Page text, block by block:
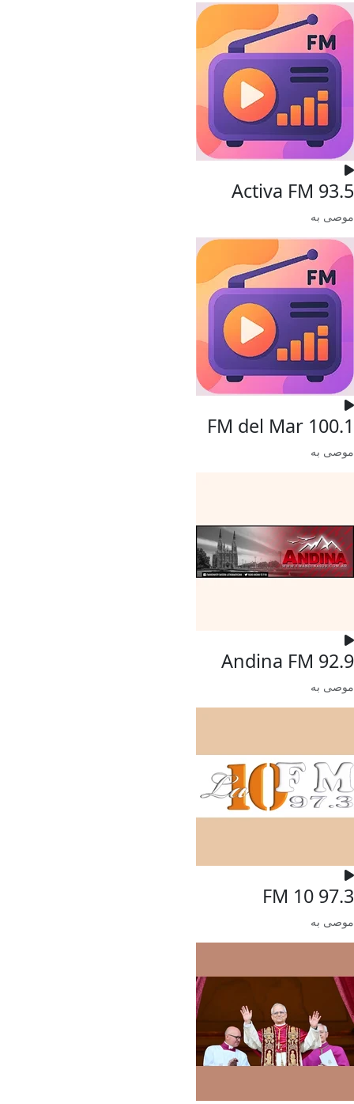
Activa FM 93.5
موصى به
FM del Mar 100.1
موصى به
Andina FM 92.9
موصى به
FM 10 97.3
موصى به